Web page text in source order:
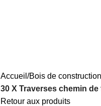
Accueil Bois de construction
30 X Traverses chemin
Retour aux produits